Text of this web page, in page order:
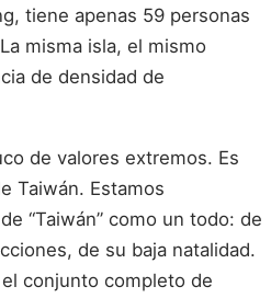
tiene apenas 59 personas
misma isla, el mismo
de densidad de
de valores extremos. Es
Taiwán. Estamos
“Taiwán” como un todo: de
de su baja natalidad.
conjunto completo de